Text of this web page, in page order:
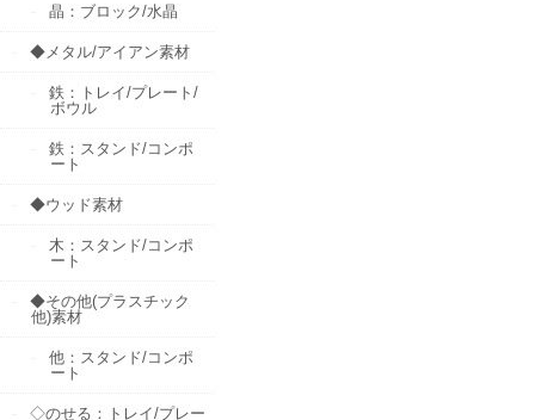
晶：ブロック/水晶
◆メタル/アイアン素材
鉄：トレイ/プレート/
ボウル
鉄：スタンド/コンポ
ート
◆ウッド素材
木：スタンド/コンポ
ート
◆その他(プラスチック
他)素材
他：スタンド/コンポ
ート
◇のせる：トレイ/プレー